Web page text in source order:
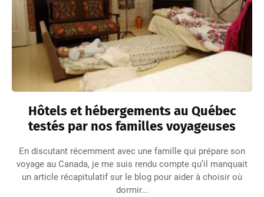
Hôtels et hébergements au Québec
testés par nos familles voyageuses
En discutant récemment avec une famille qui prépare son
voyage au Canada, je me suis rendu compte qu’il manquait
un article récapitulatif sur le blog pour aider à choisir où
dormir...